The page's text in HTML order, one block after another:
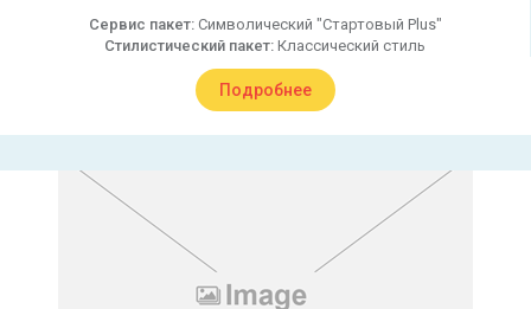
Сервис пакет: Символический "Стартовый Plus"
Стилистический пакет: Классический стиль
Подробнее